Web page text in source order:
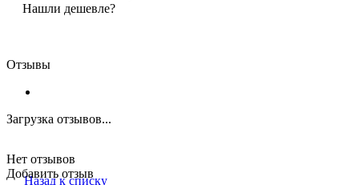
Нашли дешевле?
Отзывы
Загрузка отзывов...
Нет отзывов
Добавить отзыв
Назад к списку